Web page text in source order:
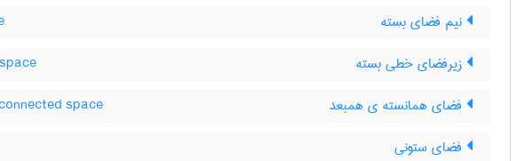
نیم فضای بسته
زیرفضای خطی بسته
فضای همانسته ی همبعد space
فضای ستونی